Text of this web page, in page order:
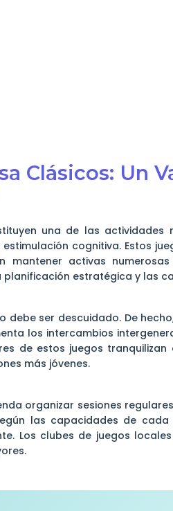
Clásicos: Un
una de las actividades
cognitiva. Estos
activas
estratégica y las
debe ser descuidado. De
los intercambios
de estos juegos
más jóvenes.
organizar sesiones
las capacidades de
Los clubes de juegos